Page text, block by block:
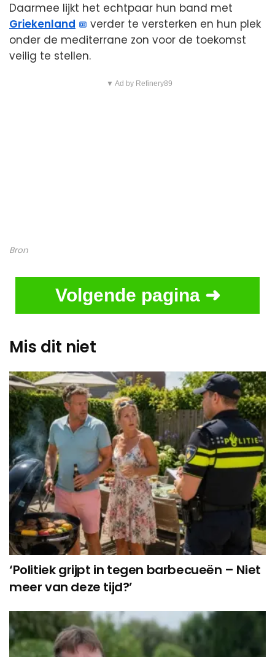
Daarmee lijkt het echtpaar hun band met
Griekenland
verder te versterken en hun plek
onder de mediterrane zon voor de toekomst
veilig te stellen.
▼ Ad by Refinery89
Bron
Volgende pagina ➜
Mis dit niet
‘Politiek grijpt in tegen barbecueën – Niet
meer van deze tijd?’